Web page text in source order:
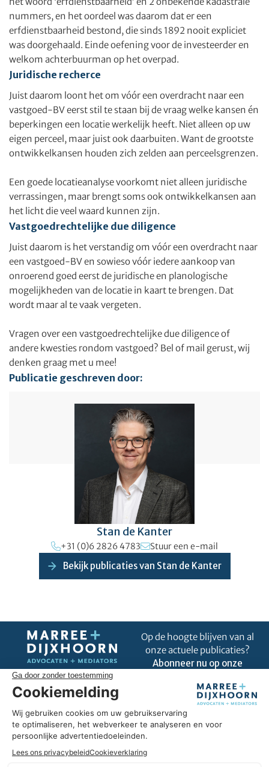
nummers, en het oordeel was daarom dat er een
erfdienstbaarheid bestond, die sinds 1892 nooit expliciet
was doorgehaald. Einde oefening voor de investeerder en
welkom achterbuurman op het overpad.
Juridische recherce
Juist daarom loont het om vóór een overdracht naar een
vastgoed-BV eerst stil te staan bij de vraag welke kansen én
beperkingen een locatie werkelijk heeft. Niet alleen op uw
eigen perceel, maar juist ook daarbuiten. Want de grootste
ontwikkelkansen houden zich zelden aan perceelsgrenzen.
Een goede locatieanalyse voorkomt niet alleen juridische
verrassingen, maar brengt soms ook ontwikkelkansen aan
het licht die veel waard kunnen zijn.
Vastgoedrechtelijke due diligence
Juist daarom is het verstandig om vóór een overdracht naar
een vastgoed-BV en sowieso vóór iedere aankoop van
onroerend goed eerst de juridische en planologische
mogelijkheden van de locatie in kaart te brengen. Dat
wordt maar al te vaak vergeten.
Vragen over een vastgoedrechtelijke due diligence of
andere kwesties rondom vastgoed? Bel of mail gerust, wij
denken graag met u mee!
Publicatie geschreven door:
Stan de Kanter
+31 (0)6 2826 4783 Stuur een e-mail
Bekijk publicaties van Stan de Kanter
Op de hoogte blijven van al
onze actuele publicaties?
Abonneer nu op onze
Uitblinken in úw business